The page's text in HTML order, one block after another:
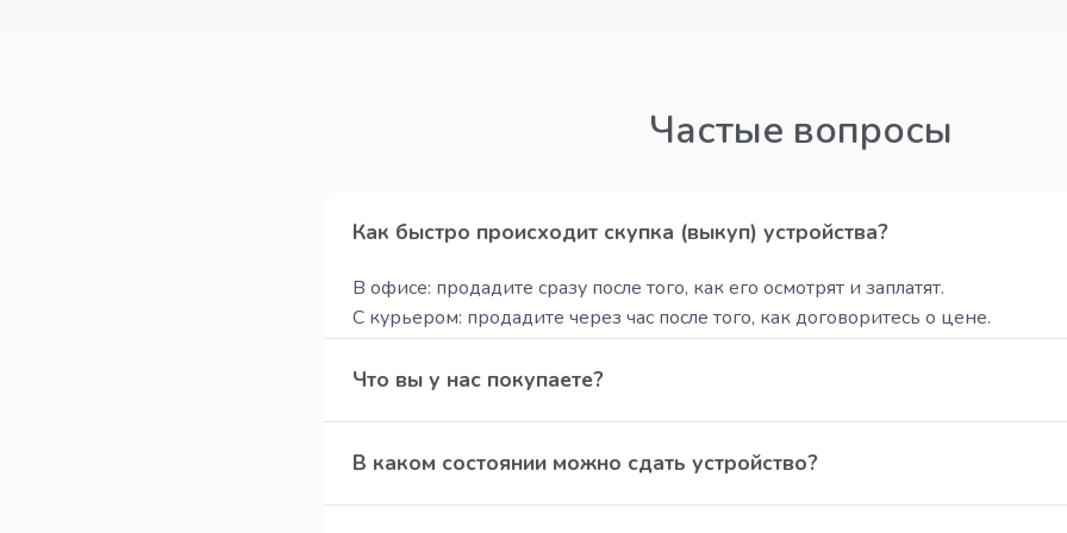
Частые вопросы
Как быстро происходит скупка (выкуп) устройства?
В офисе: продадите сразу после того, как его осмотрят и заплатят.
С курьером: продадите через час после того, как договоритесь о цене.
По фото или онлайн: цену скажут через 5 минут после фото, потом оценят при
Что вы у нас покупаете?
Huawei); Игровую приставку (PS, Xbox, Nintendo); Ноутбуки и MacBook; Смарт-
В каком состоянии можно сдать устройство?